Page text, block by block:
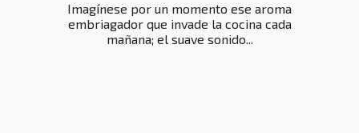
Imagínese por un momento ese aroma
embriagador que invade la cocina cada
mañana; el suave sonido...